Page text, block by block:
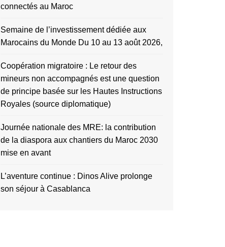
connectés au Maroc
Semaine de l’investissement dédiée aux
Marocains du Monde Du 10 au 13 août 2026,
Coopération migratoire : Le retour des
mineurs non accompagnés est une question
de principe basée sur les Hautes Instructions
Royales (source diplomatique)
Journée nationale des MRE: la contribution
de la diaspora aux chantiers du Maroc 2030
mise en avant
L’aventure continue : Dinos Alive prolonge
son séjour à Casablanca